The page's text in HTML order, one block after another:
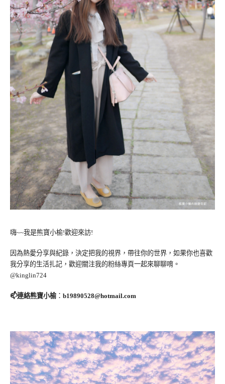
嗨~~我是熊寶小榆!歡迎來訪!
因為熱愛分享與紀錄，決定把我的視界，帶往你的世界，如果你也喜歡
我分享的生活扎記，歡迎關注我的粉絲專頁一起來聊聊唷。
@kinglin724
📫連絡熊寶小榆： b19890528@hotmail.com